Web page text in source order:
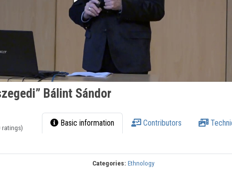
Bálint Sándor
Basic information Contributors
Categories: Ethnology